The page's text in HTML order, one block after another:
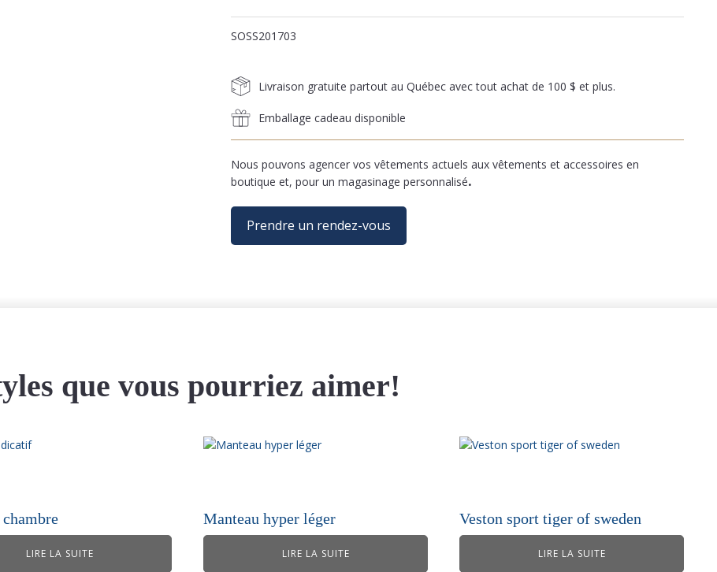
SOSS201703
Livraison gratuite partout au Québec avec tout achat de 100 $ et plus.
Emballage cadeau disponible
Nous pouvons agencer vos vêtements actuels aux vêtements et accessoires en
boutique et, pour un magasinage personnalisé.
Prendre un rendez-vous
que vous pourriez aimer!
LIRE LA SUITE
Manteau hyper léger
LIRE LA SUITE
Veston sport tiger of sweden
LIRE LA SUITE